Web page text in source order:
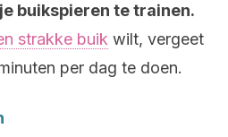
buikspieren te trainen.
strakke buik wilt, vergeet
per dag te doen.